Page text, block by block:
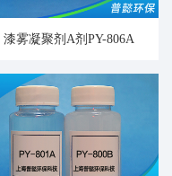
漆雾凝聚剂A剂PY-806A